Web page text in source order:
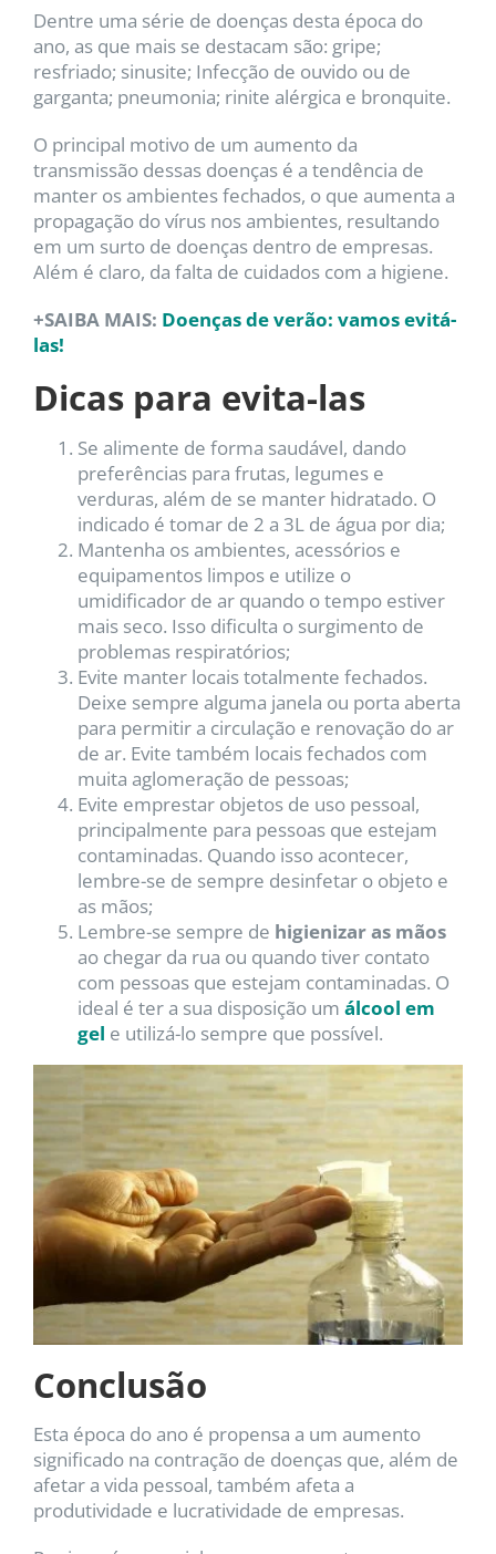
Dentre uma série de doenças desta época do
ano, as que mais se destacam são: gripe;
resfriado; sinusite; Infecção de ouvido ou de
garganta; pneumonia; rinite alérgica e bronquite.
O principal motivo de um aumento da
transmissão dessas doenças é a tendência de
manter os ambientes fechados, o que aumenta a
propagação do vírus nos ambientes, resultando
em um surto de doenças dentro de empresas.
Além é claro, da falta de cuidados com a higiene.
+SAIBA MAIS: Doenças de verão: vamos evitá-
las!
Dicas para evita-las
Se alimente de forma saudável, dando
preferências para frutas, legumes e
verduras, além de se manter hidratado. O
indicado é tomar de 2 a 3L de água por dia;
Mantenha os ambientes, acessórios e
equipamentos limpos e utilize o
umidificador de ar quando o tempo estiver
mais seco. Isso dificulta o surgimento de
problemas respiratórios;
Evite manter locais totalmente fechados.
Deixe sempre alguma janela ou porta aberta
para permitir a circulação e renovação do ar
de ar. Evite também locais fechados com
muita aglomeração de pessoas;
Evite emprestar objetos de uso pessoal,
principalmente para pessoas que estejam
contaminadas. Quando isso acontecer,
lembre-se de sempre desinfetar o objeto e
as mãos;
Lembre-se sempre de higienizar as mãos
ao chegar da rua ou quando tiver contato
com pessoas que estejam contaminadas. O
ideal é ter a sua disposição um álcool em
gel e utilizá-lo sempre que possível.
Conclusão
Esta época do ano é propensa a um aumento
significado na contração de doenças que, além de
afetar a vida pessoal, também afeta a
produtividade e lucratividade de empresas.